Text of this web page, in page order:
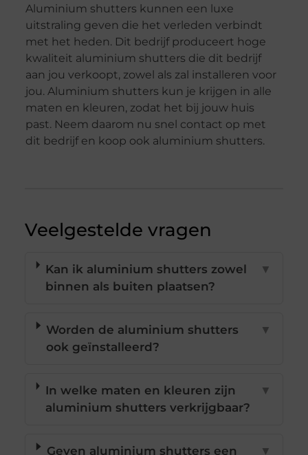
Aluminium shutters kunnen een luxe
uitstraling geven die het verleden verbindt
met het heden. Dit bedrijf produceert hoge
kwaliteit aluminium shutters die dit bedrijf
aan jou verkoopt, zowel als zal installeren voor
jou. Aluminium shutters kun je krijgen in alle
maten en kleuren, zodat het bij jouw huis
past. Neem daarom nu snel contact op met
dit bedrijf en koop ook aluminium shutters.
Veelgestelde vragen
Kan ik aluminium shutters zowel
binnen als buiten plaatsen?
▼
Worden de aluminium shutters
ook geïnstalleerd?
▼
In welke maten en kleuren zijn
aluminium shutters verkrijgbaar?
▼
Geven aluminium shutters een
▼